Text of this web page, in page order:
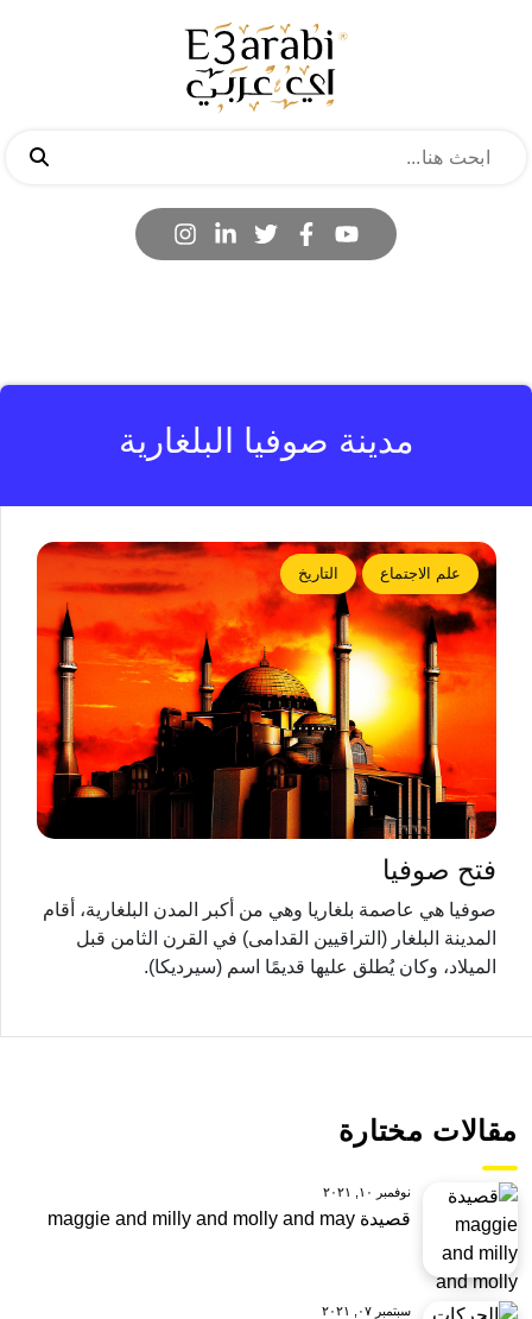
مدينة صوفيا البلغارية
علم الاجتماع التاريخ
فتح صوفيا
صوفيا هي عاصمة بلغاريا وهي من أكبر المدن البلغارية، أقام
المدينة البلغار (التراقيين القدامى) في القرن الثامن قبل
الميلاد، وكان يُطلق عليها قديمًا اسم (سيرديكا).
مقالات مختارة
نوفمبر ١٠, ٢٠٢١
قصيدة maggie and milly and molly and may
سبتمبر ٠٧, ٢٠٢١